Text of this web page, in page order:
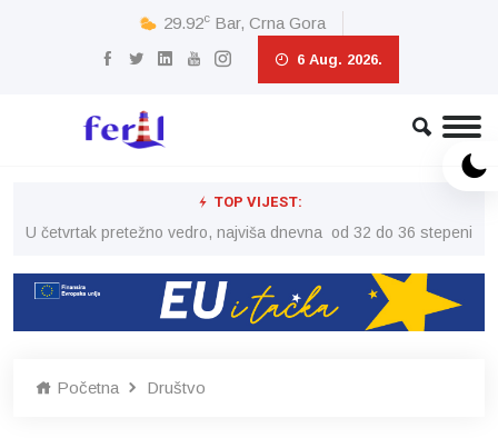
29.92c Bar, Crna Gora
6 Aug. 2026.
TOP VIJEST:
U četvrtak pretežno vedro, najviša dnevna od 32 do 36 stepeni
Početna Društvo